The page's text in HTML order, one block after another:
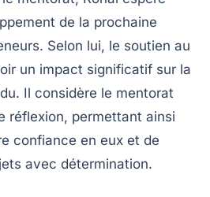
de la prochaine
Selon lui, le soutien au
un impact significatif sur la
Il considère le mentorat
réflexion, permettant ainsi
confiance en eux et de
avec détermination.